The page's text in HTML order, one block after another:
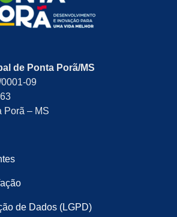
de Ponta Porã/MS
09
Porã – MS
de Dados (LGPD)